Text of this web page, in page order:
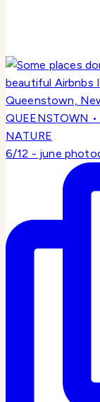
6/12 - june